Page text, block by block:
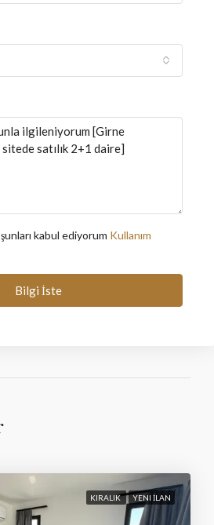
kabul ediyorum Kullanım
Bilgi İste
KIRALIK YENI İLAN